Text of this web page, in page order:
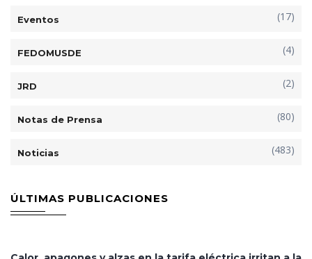
Eventos (17)
FEDOMUSDE (4)
JRD (2)
Notas de Prensa (80)
Noticias (483)
ÚLTIMAS PUBLICACIONES